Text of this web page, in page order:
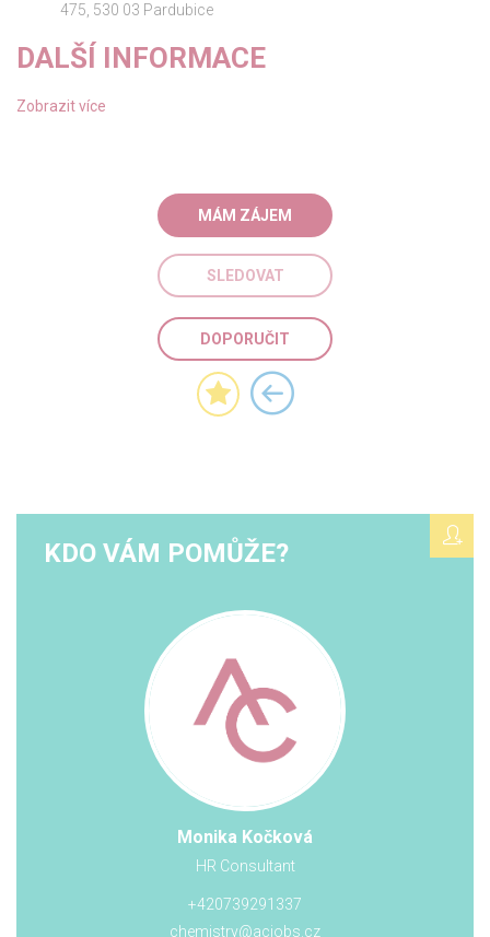
475, 530 03 Pardubice
DALŠÍ INFORMACE
Zobrazit více
MÁM ZÁJEM
SLEDOVAT
DOPORUČIT
KDO VÁM POMŮŽE?
Monika Kočková
HR Consultant
+420739291337
chemistry@acjobs.cz